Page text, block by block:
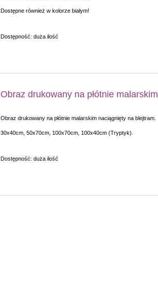
Dostępne również w kolorze białym!
Dostępność: duża ilość
Obraz drukowany na płótnie malarskim
Obraz drukowany na płótnie malarskim naciągnięty na blejtram.
30x40cm, 50x70cm, 100x70cm, 100x40cm (Tryptyk).
Dostępność: duża ilość